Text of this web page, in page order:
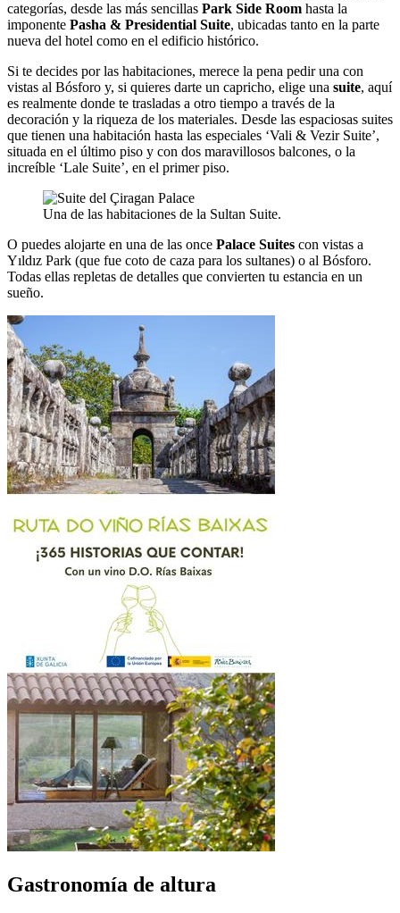
categorías, desde las más sencillas Park Side Room hasta la
imponente Pasha & Presidential Suite, ubicadas tanto en la parte
nueva del hotel como en el edificio histórico.
Si te decides por las habitaciones, merece la pena pedir una con
vistas al Bósforo y, si quieres darte un capricho, elige una suite, aquí
es realmente donde te trasladas a otro tiempo a través de la
decoración y la riqueza de los materiales. Desde las espaciosas suites
que tienen una habitación hasta las especiales ‘Vali & Vezir Suite’,
situada en el último piso y con dos maravillosos balcones, o la
increíble ‘Lale Suite’, en el primer piso.
Una de las habitaciones de la Sultan Suite.
O puedes alojarte en una de las once Palace Suites con vistas a
Yıldız Park (que fue coto de caza para los sultanes) o al Bósforo.
Todas ellas repletas de detalles que convierten tu estancia en un
sueño.
Gastronomía de altura